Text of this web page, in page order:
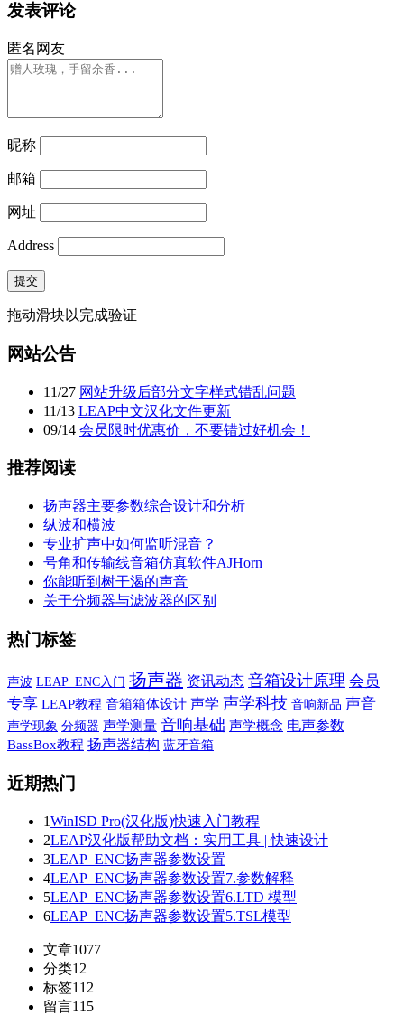
发表评论
匿名网友
昵称
邮箱
网址
Address
提交
拖动滑块以完成验证
网站公告
11/27 网站升级后部分文字样式错乱问题
11/13 LEAP中文汉化文件更新
09/14 会员限时优惠价，不要错过好机会！
推荐阅读
扬声器主要参数综合设计和分析
纵波和横波
专业扩声中如何监听混音？
号角和传输线音箱仿真软件AJHorn
你能听到树干渴的声音
关于分频器与滤波器的区别
热门标签
声波 LEAP_ENC入门 扬声器 资讯动态 音箱设计原理 会员
专享 LEAP教程 音箱箱体设计 声学 声学科技 音响新品 声音
声学现象 分频器 声学测量 音响基础 声学概念 电声参数
BassBox教程 扬声器结构 蓝牙音箱
近期热门
1WinISD Pro(汉化版)快速入门教程
2LEAP汉化版帮助文档：实用工具 | 快速设计
3LEAP_ENC扬声器参数设置
4LEAP_ENC扬声器参数设置7.参数解释
5LEAP_ENC扬声器参数设置6.LTD 模型
6LEAP_ENC扬声器参数设置5.TSL模型
文章1077
分类12
标签112
留言115